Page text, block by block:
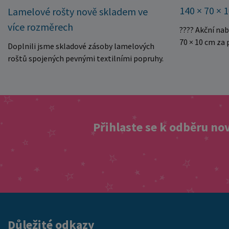
Lamelové rošty nově skladem ve
více rozměrech
Doplnili jsme skladové zásoby lamelových
roštů spojených pevnými textilními popruhy.
rovnoměrnou oporu. K dispozici jsou ve více
postele. Aktuálně máme skladem velké
množství kusů, proto můžeme objednávky
140 × 70 ×
???? Akční
70 × 10 cm
Výjimečně
této
Přihlaste se k odběru
Důležité odkazy